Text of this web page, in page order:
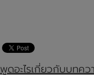
พูดอะไรเกี่ยวกับบทคว